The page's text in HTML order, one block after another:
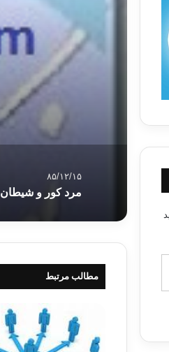
۸۵/۱۲/۱۵
مرد كور و شيطان
مطالب مرتبط